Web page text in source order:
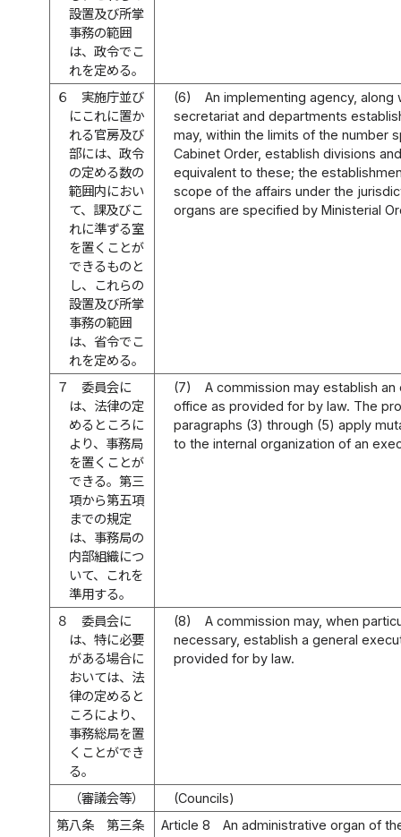
設置及び所掌
事務の範囲
は、政令でこ
れを定める。
６
実施庁並び
にこれに置か
れる官房及び
部には、政令
の定める数の
範囲内におい
て、課及びこ
れに準ずる室
を置くことが
できるものと
し、これらの
設置及び所掌
事務の範囲
は、省令でこ
れを定める。
(6)
An implementing agency, along
secretariat and departments
may, within the limits of the number
Cabinet Order, establish divisions
equivalent to these; the
scope of the affairs under the
organs are specified by Ministerial
７
委員会に
は、法律の定
めるところに
より、事務局
を置くことが
できる。第三
項から第五項
までの規定
は、事務局の
内部組織につ
いて、これを
準用する。
(7)
A commission may establish an
office as provided for by law. The
paragraphs (3) through (5) apply
to the internal organization of an
８
委員会に
は、特に必要
がある場合に
おいては、法
律の定めると
ころにより、
事務総局を置
くことができ
る。
(8)
A commission may, when
necessary, establish a general
provided for by law.
（審議会等）
(Councils)
第八条
第三条
Article 8
An administrative organ of